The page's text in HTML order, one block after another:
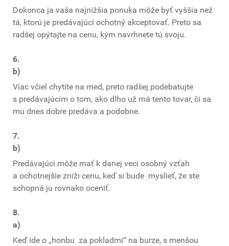
Dokonca ja vaša najnižšia ponuka môže byť vyššia než
tá, ktorú je predávajúci ochotný akceptovať. Preto sa
radšej opýtajte na cenu, kým navrhnete tú svoju.
6.
b)
Viac včiel chytíte na med, preto radšej podebatujte
s predávajúcim o tom, ako dlho už má tento tovar, či sa
mu dnes dobre predáva a podobne.
7.
b)
Predávajúci môže mať k danej veci osobný vzťah
a ochotnejšie zníži cenu, keď si bude myslieť, že ste
schopná ju rovnako oceniť.
8.
a)
Keď ide o „honbu za pokladmi“ na burze, s menšou